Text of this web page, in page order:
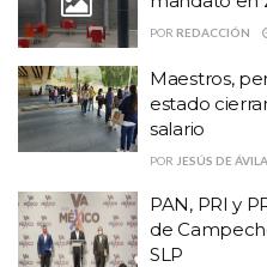
POR REDACCIÓN
Maestros,
estado
salario
POR JESÚS DE ÁVILA
PAN, PRI y
de
SLP